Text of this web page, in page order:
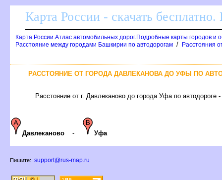
Карта России - скачать
Карта России.Атлас автомобильных дорог.Подробные карты городов и
Расстояние между городами Башкирии по автодорогам / Расстояния
РАССТОЯНИЕ ОТ ГОРОДА ДАВЛЕКАНОВА ДО УФЫ ПО
Расстояние от г. Давлеканово до города Уфа по автодороге
Давлеканово - Уфа
Пишите: support@rus-map.ru